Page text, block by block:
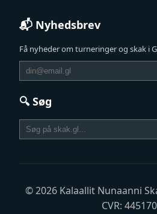
📬 Nyhedsbrev
Få nyheder om turneringer og skak i
🔍 Søg
© 2026 Kalaallit Nunaanni
CVR: